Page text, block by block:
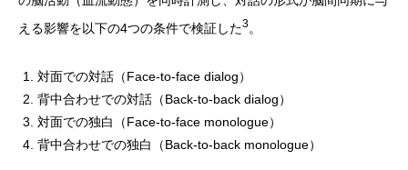
える影響を以下の4つの条件で検証した3。
対面での対話（Face-to-face dialog）
背中合わせでの対話（Back-to-back dialog）
対面での独白（Face-to-face monologue）
背中合わせでの独白（Back-to-back monologue）